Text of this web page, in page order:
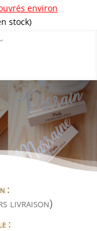
environ
stock)
:
livraison)
: